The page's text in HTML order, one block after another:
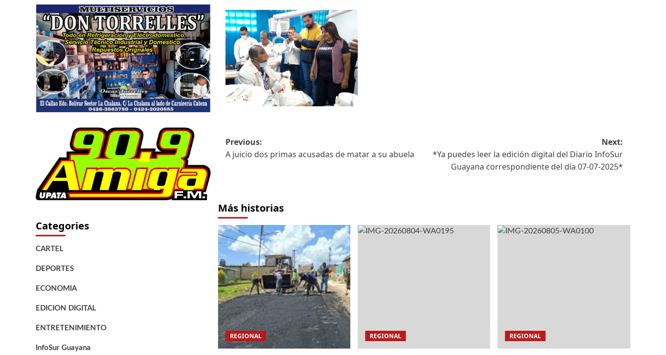
Previous:
A juicio dos primas acusadas de matar a su abuela
Next:
*Ya puedes leer la edición digital del Diario InfoSur
Guayana correspondiente del día 07-07-2025*
Más historias
REGIONAL REGIONAL REGIONAL
Categories
CARTEL
DEPORTES
ECONOMIA
EDICION DIGITAL
ENTRETENIMIENTO
InfoSur Guayana